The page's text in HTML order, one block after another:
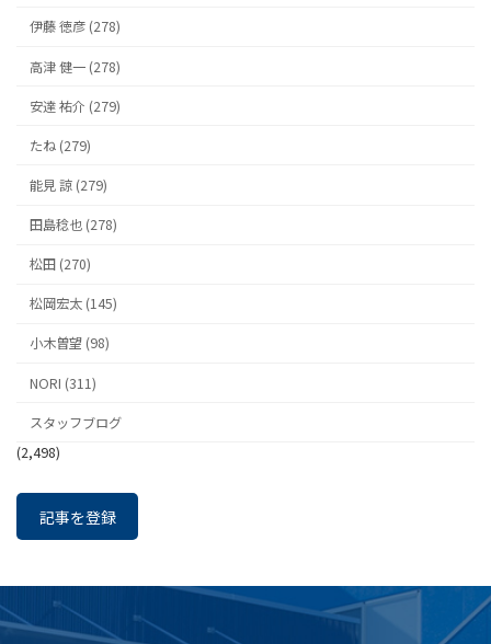
伊藤 徳彦 (278)
高津 健一 (278)
安達 祐介 (279)
たね (279)
能見 諒 (279)
田島稔也 (278)
松田 (270)
松岡宏太 (145)
小木曽望 (98)
NORI (311)
スタッフブログ
(2,498)
記事を登録